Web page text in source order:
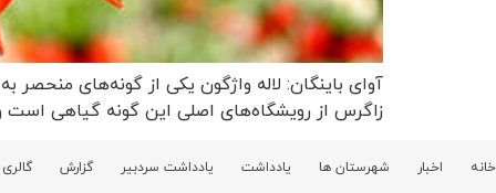
آوای باینگان: لاله واژگون یکی از گونه‌های
زاگرس از رویشگاه‌های اصلی این گونه گیاهی است
خانه اخبار شهرستان ها یادداشت یادداشت سردبیر گزارش